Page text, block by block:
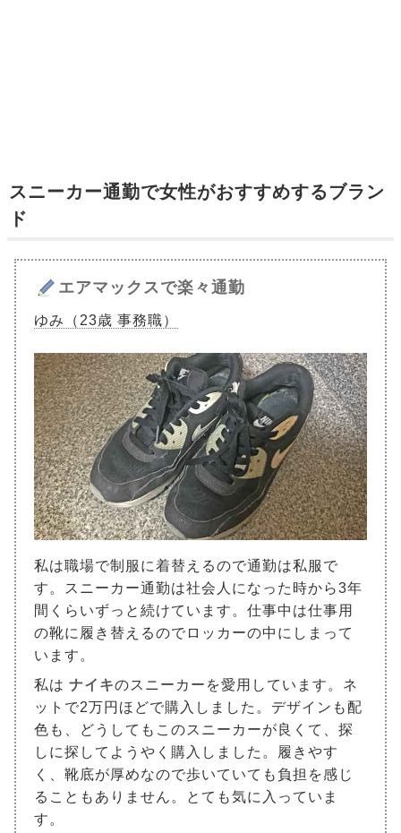
スニーカー通勤で女性がおすすめするブラン
ド
エアマックスで楽々通勤
ゆみ（23歳 事務職）
私は職場で制服に着替えるので通勤は私服で
す。スニーカー通勤は社会人になった時から3年
間くらいずっと続けています。仕事中は仕事用
の靴に履き替えるのでロッカーの中にしまって
います。
私は ナイキのスニーカーを愛用しています。ネ
ットで2万円ほどで購入しました。デザインも配
色も、どうしてもこのスニーカーが良くて、探
しに探してようやく購入しました。履きやす
く、靴底が厚めなので歩いていても負担を感じ
ることもありません。とても気に入っていま
す。